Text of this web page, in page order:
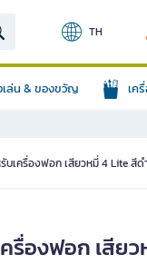
TH
ล่น & ของขวัญ เค
บเครื่องฟอก เสียวหมี่ 4 Lite สีด
รื่องฟอก เสีย